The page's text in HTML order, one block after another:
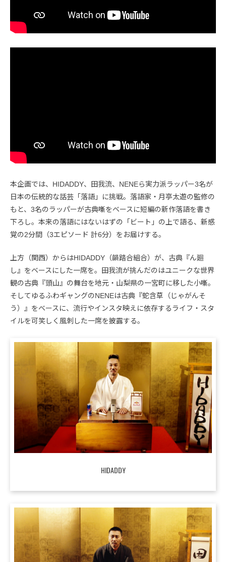
本企画では、HIDADDY、田我流、NENEら実力派ラッパー3名が
日本の伝統的な話芸「落語」に挑戦。落語家・月亭太遊の監修の
もと、3名のラッパーが古典噺をベースに短編の新作落語を書き
下ろし。本来の落語にはないはずの「ビート」の上で語る、新感
覚の2分間（3エピソード 計6分）をお届けする。
上方（関西）からはHIDADDY（韻踏合組合）が、古典『ん廻
し』をベースにした一席を。田我流が挑んだのはユニークな世界
観の古典『頭山』の舞台を地元・山梨県の一宮町に移した小噺。
そしてゆるふわギャングのNENEは古典『蛇含草（じゃがんそ
う）』をベースに、流行やインスタ映えに依存するライフ・スタ
イルを可笑しく風刺した一席を披露する。
HIDADDY